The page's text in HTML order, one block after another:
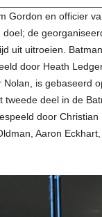
Gordon en officier
de
uit uitroeien.
door Heath
Nolan, is gebaseerd
tweede deel in de
door Christian
Aaron